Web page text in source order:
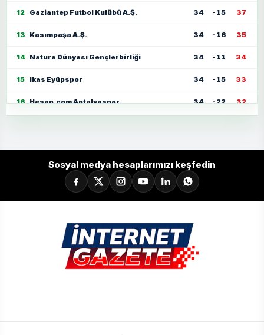
12 Gaziantep Futbol Kulübü A.Ş. 34 -15 37
13 Kasımpaşa A.Ş. 34 -16 35
14 Natura Dünyası Gençlerbirliği 34 -11 34
15 Ikas Eyüpspor 34 -15 33
16 Hesap.com Antalyaspor 34 -22 32
Sosyal medya hesaplarımızı keşfedin